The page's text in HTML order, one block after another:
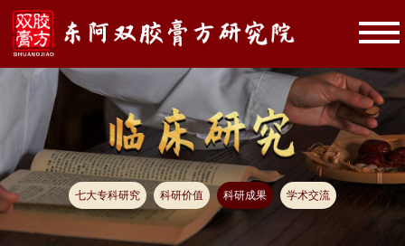
七大专科研究 科研价值 科研成果 学术交流